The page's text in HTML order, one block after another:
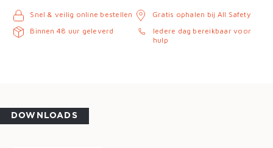
Snel & veilig online bestellen
Binnen 48 uur geleverd
Gratis ophalen bij All Safety
Iedere dag bereikbaar voor
hulp
DOWNLOADS